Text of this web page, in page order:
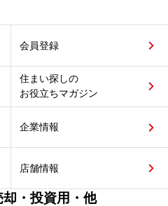
会員登録
住まい探しの
お役立ちマガジン
企業情報
店舗情報
・投資用・他